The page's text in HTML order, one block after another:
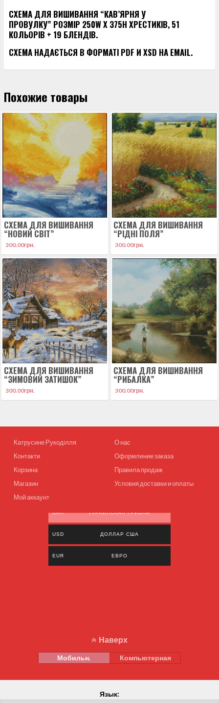
СХЕМА ДЛЯ ВИШИВАННЯ “КАВ’ЯРНЯ У
ПРОВУЛКУ” РОЗМІР 250W X 375H ХРЕСТИКІВ, 51
КОЛЬОРІВ + 19 БЛЕНДІВ.
СХЕМА НАДАЄТЬСЯ В ФОРМАТІ PDF И XSD НА EMAIL.
Похожие товары
СХЕМА ДЛЯ ВИШИВАННЯ
“НОВИЙ СВІТ”
300.00грн.
СХЕМА ДЛЯ ВИШИВАННЯ
“РІДНІ ПОЛЯ”
300.00грн.
СХЕМА ДЛЯ ВИШИВАННЯ
“ЗИМОВИЙ ЗАТИШОК”
300.00грн.
СХЕМА ДЛЯ ВИШИВАННЯ
“РИБАЛКА”
300.00грн.
Катрусине Рукоділля
Контакти
Корзина
Магазин
Мой аккаунт
О нас
Оформление заказа
Правила продаж
Условия доставки и оплаты
UAH УКРАИНСКАЯ ГРИВНА
USD ДОЛЛАР США
EUR ЕВРО
Наверх
Мобильн. Компьютерная
Язык: